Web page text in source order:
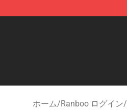
ホーム/Ranboo ログイン/